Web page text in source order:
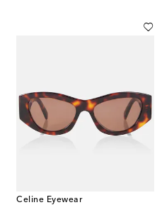
Celine Eyewear